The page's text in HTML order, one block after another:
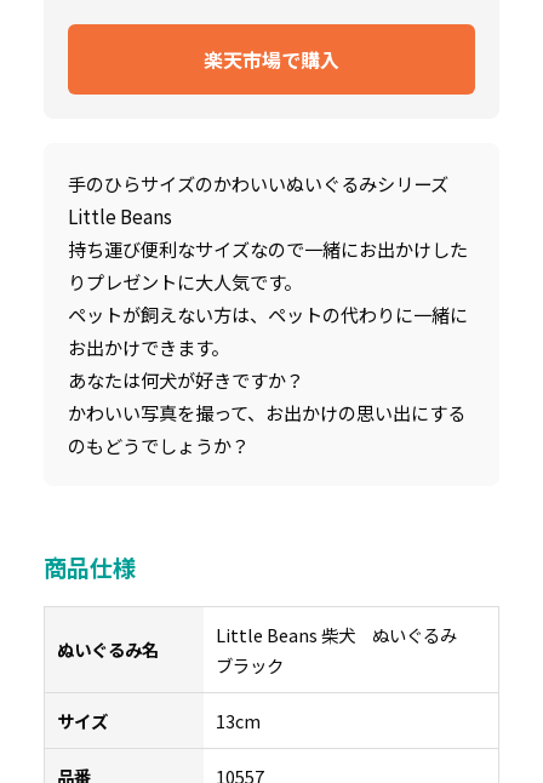
楽天市場で購入
手のひらサイズのかわいいぬいぐるみシリーズ
Little Beans
持ち運び便利なサイズなので一緒にお出かけした
りプレゼントに大人気です。
ペットが飼えない方は、ペットの代わりに一緒に
お出かけできます。
あなたは何犬が好きですか？
かわいい写真を撮って、お出かけの思い出にする
のもどうでしょうか？
商品仕様
ぬいぐるみ名
Little Beans 柴犬 ぬいぐるみ
ブラック
サイズ 13cm
品番 10557